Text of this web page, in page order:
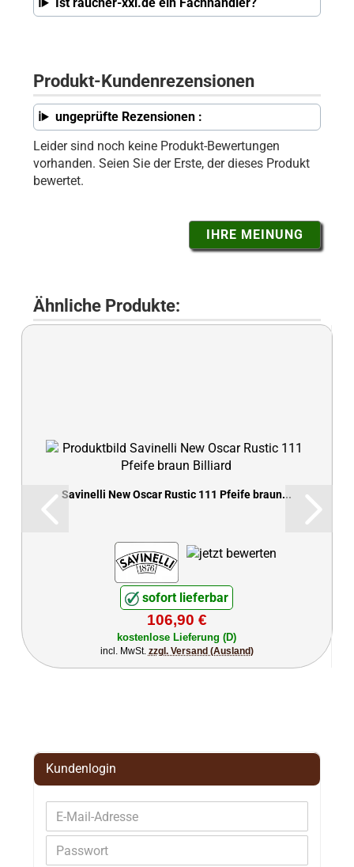
Produkt-Kundenrezensionen
ungeprüfte Rezensionen :
Leider sind noch keine Produkt-Bewertungen
vorhanden. Seien Sie der Erste, der dieses Produkt
bewertet.
IHRE MEINUNG
Ähnliche Produkte:
Savinelli New Oscar Rustic 111 Pfeife braun...
sofort lieferbar
106,90 €
kostenlose Lieferung (D)
incl. MwSt. zzgl. Versand (Ausland)
Kundenlogin